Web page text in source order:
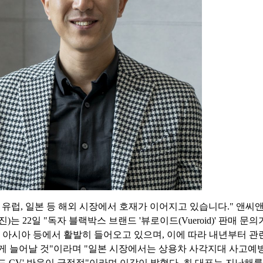
럽, 일본 등 해외 시장에서 호재가 이어지고 있습니다." 앤씨
)는 22일 "독자 블랙박스 브랜드 '뷰로이드(Vueroid)' 판매 문의
아시아 등에서 활발히 들어오고 있으며, 이에 따라 내년부터 관
늘어날 것"이라며 "일본 시장에서는 상용차 사각지대 사고예